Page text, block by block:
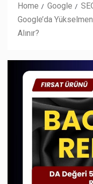
Home Google
Google’da
Alınır?